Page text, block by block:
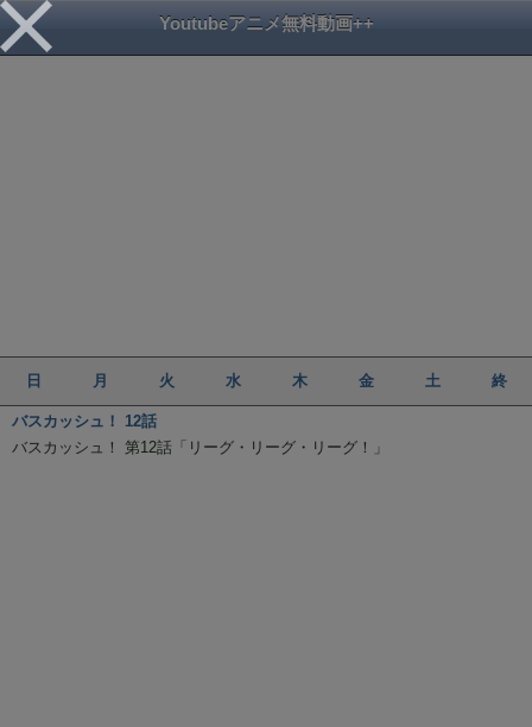
Youtubeアニメ無料動画++
日 月 火 水 木 金 土 終
バスカッシュ！ 12話
バスカッシュ！ 第12話「リーグ・リーグ・リーグ！」